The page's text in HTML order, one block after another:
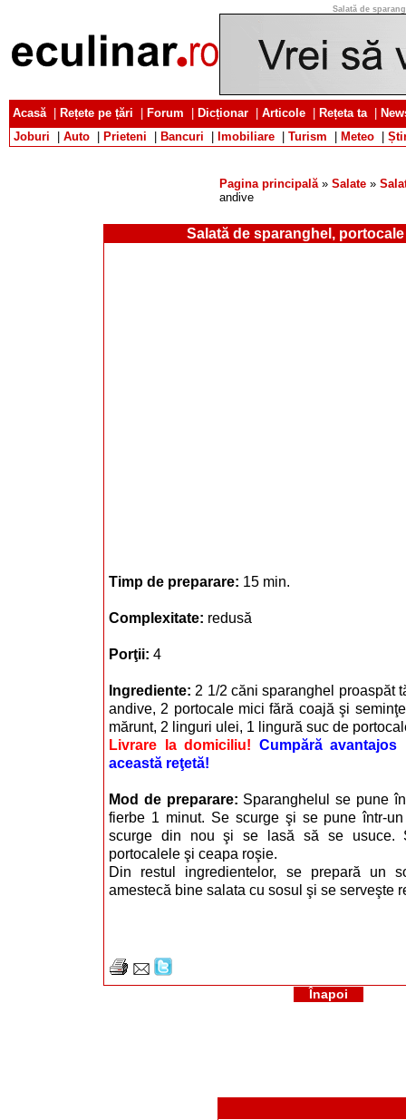
Salată de
Acasă| Rețete pe țări Forum Dicționar Articole Rețeta ta|
Joburi
Auto Prieteni Bancuri Imobiliare Turism Meteo
Pagina principală» Salate »
andive
Salată de sparanghel,
Timp de preparare: 15 min.
Complexitate: redusă
Porţii: 4
Ingrediente: 2 1/2 căni sparanghel proaspăt
andive, 2 portocale mici fără coajă şi
mărunt, 2 linguri ulei, 1 lingură suc de
Livrare la domiciliu! Cumpără avantajos
această reţetă!
Mod de preparare: Sparanghelul se pune
fierbe 1 minut. Se scurge şi se pune într-
scurge din nou şi se lasă să se usuce.
portocalele şi ceapa roşie.
Din restul ingredientelor, se prepară un
amestecă bine salata cu sosul şi se serveşte
Înapoi